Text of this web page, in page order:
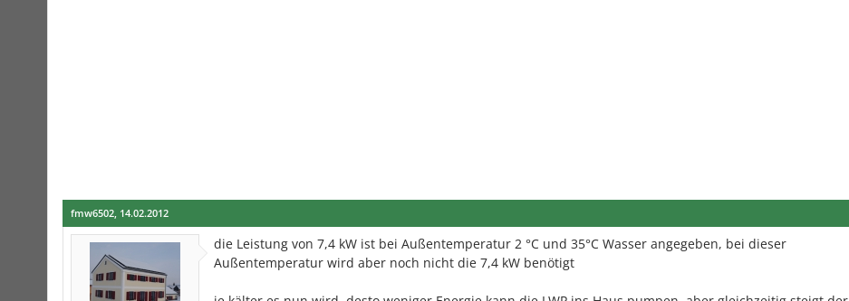
fmw6502, 14.02.2012
die Leistung von 7,4 kW ist bei Außentemperatur 2 °C und 35°C Wasser angegeben, bei dieser
Außentemperatur wird aber noch nicht die 7,4 kW benötigt